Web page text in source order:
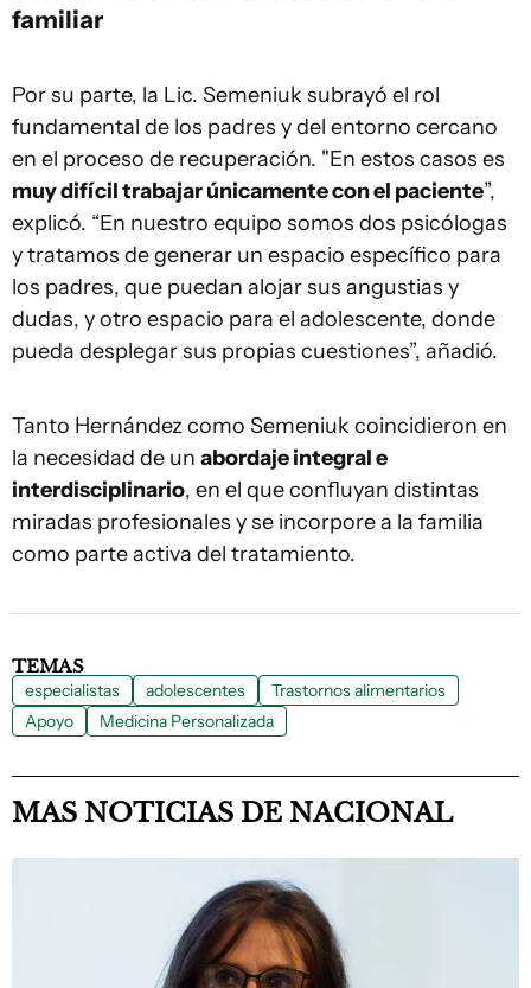
familiar
Por su parte, la Lic. Semeniuk subrayó el rol
fundamental de los padres y del entorno cercano
en el proceso de recuperación. "En estos casos es
muy difícil trabajar únicamente con el paciente”,
explicó. “En nuestro equipo somos dos psicólogas
y tratamos de generar un espacio específico para
los padres, que puedan alojar sus angustias y
dudas, y otro espacio para el adolescente, donde
pueda desplegar sus propias cuestiones”, añadió.
Tanto Hernández como Semeniuk coincidieron en
la necesidad de un abordaje integral e
interdisciplinario, en el que confluyan distintas
miradas profesionales y se incorpore a la familia
como parte activa del tratamiento.
TEMAS
especialistas adolescentes
Trastornos alimentarios
Apoyo
Medicina Personalizada
MAS NOTICIAS DE NACIONAL